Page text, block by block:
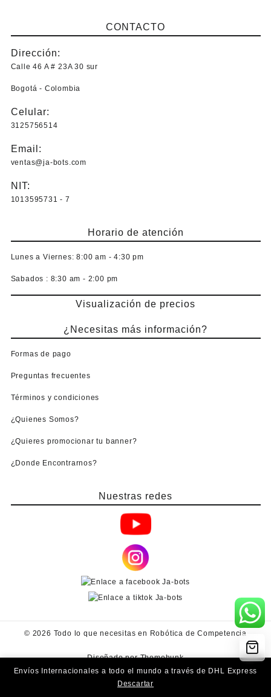
Envíos Internacionales a todo el mundo a través de DHL Express
Descartar
CONTACTO
Dirección:
Calle 46 A # 23A 30 sur
Bogotá - Colombia
Celular:
3125756514
Email:
ventas@ja-bots.com
NIT:
1013595731 - 7
Horario de atención
Lunes a Viernes: 8:00 am - 4:30 pm
Sabados : 8:30 am - 2:00 pm
Visualización de precios
¿Necesitas más información?
Formas de pago
Preguntas frecuentes
Términos y condiciones
¿Quienes Somos?
¿Quieres promocionar tu banner?
¿Donde Encontrarnos?
Nuestras redes
© 2026 Todo lo que necesitas en Robótica de Competencia
Diseñado por Themehunk